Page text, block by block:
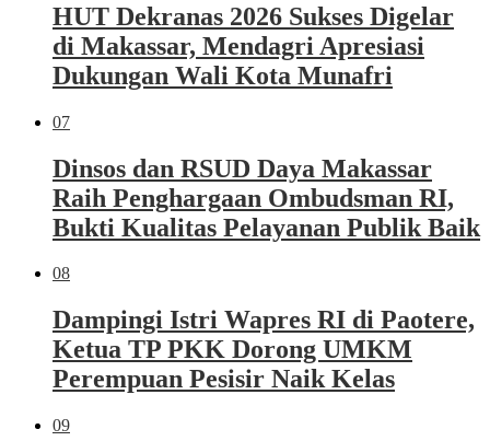
HUT Dekranas 2026 Sukses Digelar
di Makassar, Mendagri Apresiasi
Dukungan Wali Kota Munafri
07
Dinsos dan RSUD Daya Makassar
Raih Penghargaan Ombudsman RI,
Bukti Kualitas Pelayanan Publik Baik
08
Dampingi Istri Wapres RI di Paotere,
Ketua TP PKK Dorong UMKM
Perempuan Pesisir Naik Kelas
09